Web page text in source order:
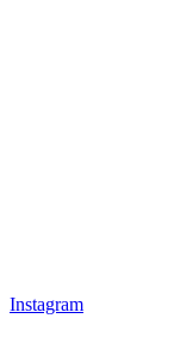
Instagram